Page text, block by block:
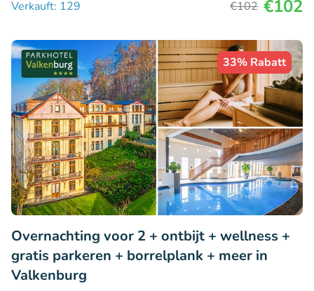
Verkauft: 129
€102 €102
33% Rabatt
Overnachting voor 2 + ontbijt + wellness +
gratis parkeren + borrelplank + meer in
Valkenburg